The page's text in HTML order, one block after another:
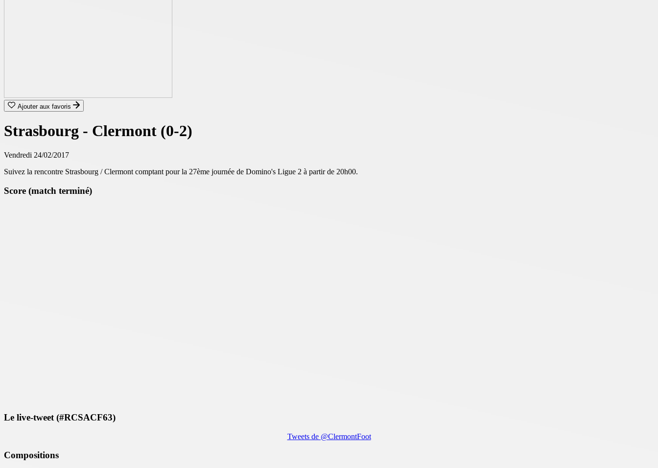
Ajouter aux favoris
Strasbourg - Clermont (0-2)
Vendredi 24/02/2017
Suivez la rencontre Strasbourg / Clermont comptant pour la 27ème journée de Domino's Ligue 2 à partir de 20h00.
Score (match terminé)
Le live-tweet (#RCSACF63)
Tweets de @ClermontFoot
Compositions